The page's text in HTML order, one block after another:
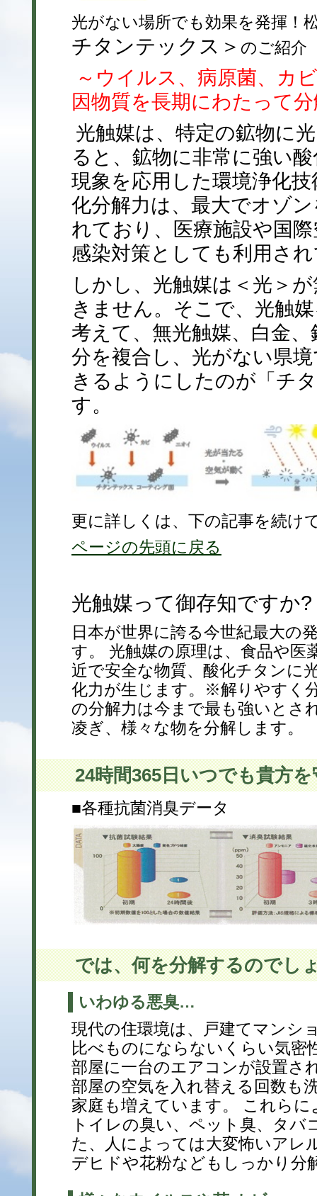
光がない場所でも効果を発揮！
チタンテックス＞ のご紹介
～ウイルス、病原菌、カ
因物質を長期にわたって
光触媒は、特定の鉱物に
ると、鉱物に非常に強い
現象を応用した環境浄化
化分解力は、最大でオゾ
れており、医療施設や国
感染対策としても利用さ
しかし、光触媒は＜光＞
きません。そこで、光触
考えて、無光触媒、白金
分を複合し、光がない県
きるようにしたのが「チ
す。
更に詳しくは、下の記事を続け
ページの先頭に戻る
光触媒って御存知ですか?
日本が世界に誇る今世紀最大の
す。 光触媒の原理は、食品や医
近で安全な物質、酸化チタンに
化力が生じます。※解りやすく
の分解力は今まで最も強いとさ
凌ぎ、様々な物を分解します。
24時間365日いつでも貴方
■各種抗菌消臭データ
では、何を分解するのでし
いわゆる悪臭…
現代の住環境は、戸建てマンシ
比べものにならないくらい気密
部屋に一台のエアコンが設置さ
部屋の空気を入れ替える回数も
家庭も増えています。 これら
トイレの臭い、ペット臭、タバ
た、人によっては大変怖いアレ
デヒドや花粉などもしっかり分